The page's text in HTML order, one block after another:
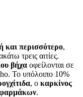
και περισσότερο,
τρεις αιτίες.
βήχα οφείλονται σε
Το υπόλοιπο 10%
, ο καρκίνος
φαρμάκων.